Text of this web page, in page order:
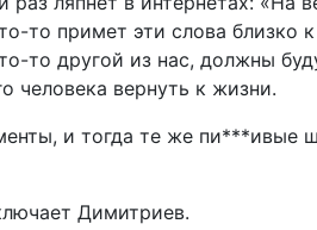
примет эти слова близко
то другой из нас, должны
человека вернуть к жизни.
и тогда те же
Димитриев.